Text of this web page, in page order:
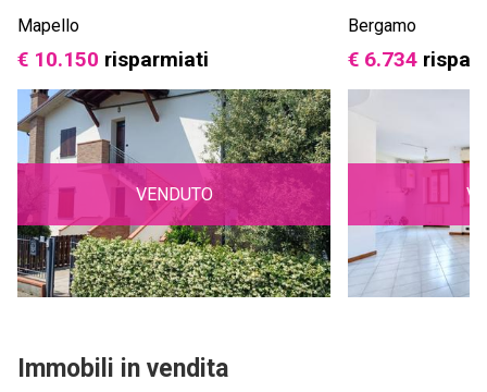
Mapello
€ 10.150 risparmiati
VENDUTO
Bergamo
€ 6.734
Immobili in vendita